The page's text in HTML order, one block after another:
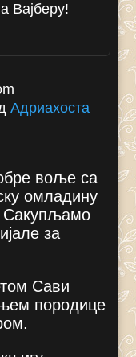
Вајберу!
Адриахоста
воље са
омладину
Сакупљамо
за
Сави
породице